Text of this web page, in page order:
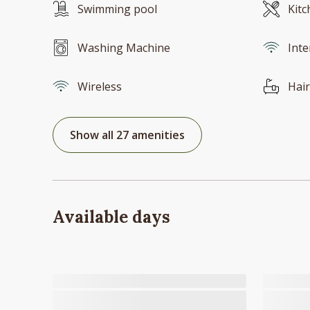
Swimming pool
Washing Machine
Wireless
Show all 27 amenities
Available days